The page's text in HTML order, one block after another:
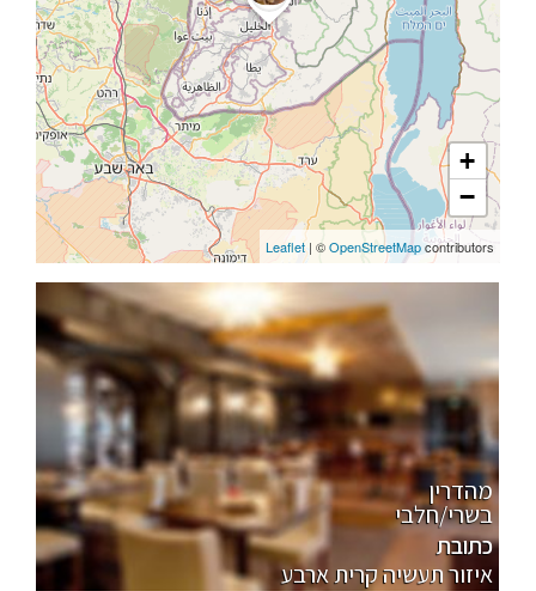
בשרי/חלבי
מהדרין
כתובת
איזור תעשיה קרית ארבע
+
−
Leaflet| ©OpenStreetMapcontributors